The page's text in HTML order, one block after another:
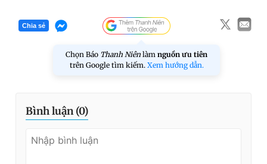
Chia sẻ
Chọn Báo Thanh Niên làm nguồn ưu tiên
trên Google tìm kiếm. Xem hướng dẫn.
Bình luận (0)